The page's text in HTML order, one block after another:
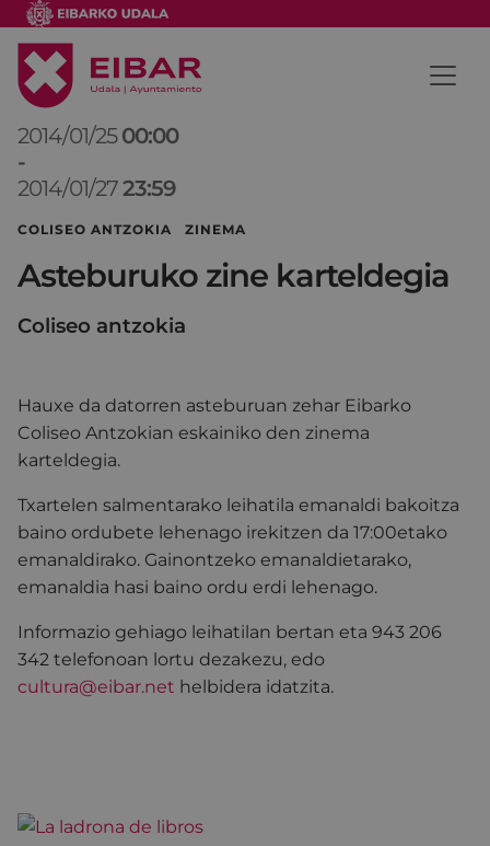
2014/01/2500:00
-
2014/01/2723:59
COLISEO ANTZOKIA ZINEMA
Asteburuko zine karteldegia
Coliseo antzokia
Hauxe da datorren asteburuan zehar Eibarko
Coliseo Antzokian eskainiko den zinema
karteldegia.
Txartelen salmentarako leihatila emanaldi bakoitza
baino ordubete lehenago irekitzen da 17:00etako
emanaldirako. Gainontzeko emanaldietarako,
emanaldia hasi baino ordu erdi lehenago.
Informazio gehiago leihatilan bertan eta 943 206
342 telefonoan lortu dezakezu, edo
cultura@eibar.net helbidera idatzita.